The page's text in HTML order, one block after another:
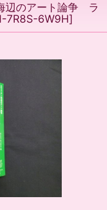
辺のアート論争 ラ
7R8S-6W9H]